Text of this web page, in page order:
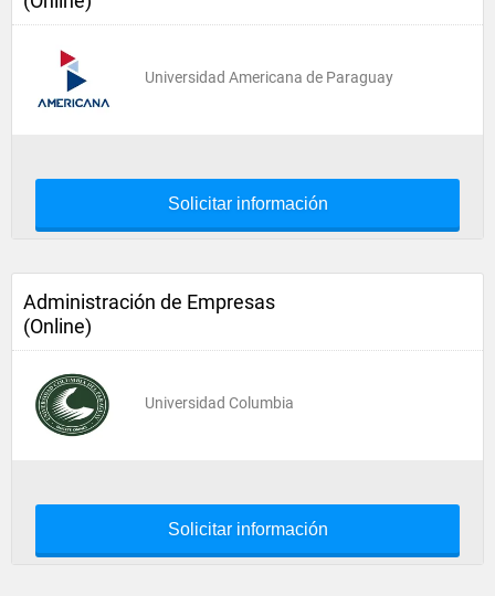
Universidad Americana de Paraguay
Solicitar información
Administración de Empresas
(Online)
Universidad Columbia
Solicitar información